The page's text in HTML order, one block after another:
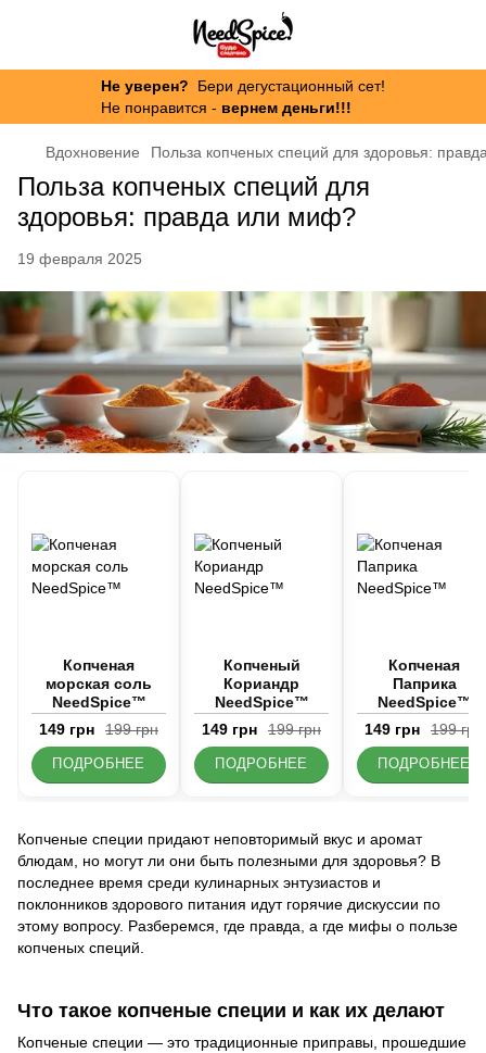
Не уверен? Бери дегустационный сет!
Не понравится - вернем деньги!!!
Вдохновение Польза копченых специй для здоровья:
Польза копченых специй для
здоровья: правда или миф?
19 февраля 2025
Копченая
морская соль
NeedSpice™
149 грн
199 грн
ПОДРОБНЕЕ
Копченый
Кориандр
NeedSpice™
149 грн
199 грн
ПОДРОБНЕЕ
Копченая
Паприка
NeedSpice™
149 грн
199 грн
ПОДРОБНЕЕ
Копченые специи придают неповторимый вкус и аромат
блюдам, но могут ли они быть полезными для здоровья? В
последнее время среди кулинарных энтузиастов и
поклонников здорового питания идут горячие дискуссии по
этому вопросу. Разберемся, где правда, а где мифы о пользе
копченых специй.
Что такое копченые специи и как их делают
Копченые специи — это традиционные приправы, прошедшие